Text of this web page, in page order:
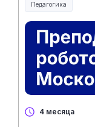
Педагогика
Образование и
4 месяца